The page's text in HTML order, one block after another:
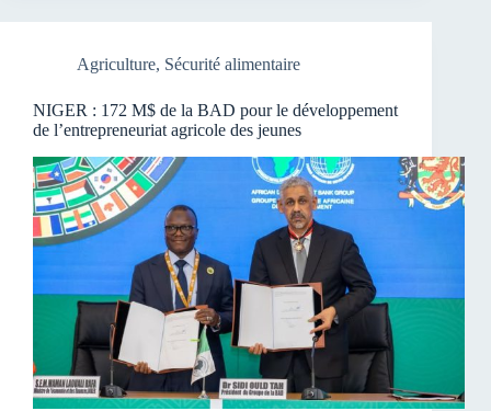
Agriculture, Sécurité alimentaire
NIGER : 172 M$ de la BAD pour le développement
de l’entrepreneuriat agricole des jeunes